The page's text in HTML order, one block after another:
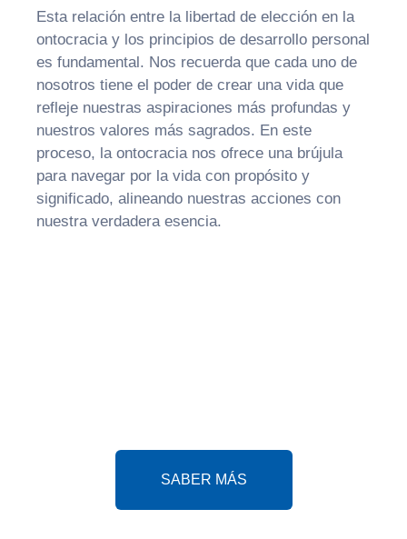
Esta relación entre la libertad de elección en la
ontocracia y los principios de desarrollo personal
es fundamental. Nos recuerda que cada uno de
nosotros tiene el poder de crear una vida que
refleje nuestras aspiraciones más profundas y
nuestros valores más sagrados. En este
proceso, la ontocracia nos ofrece una brújula
para navegar por la vida con propósito y
significado, alineando nuestras acciones con
nuestra verdadera esencia.
SABER MÁS